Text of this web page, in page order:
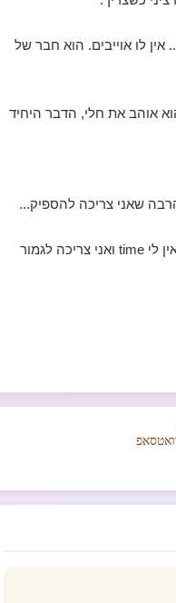
לו אוייבים. הוא חבר של
אוהב את חלי, הדבר היחיד
שאני צריכה להספיק...
הייתי רוצה לכתוב בך עוד קצת, אבל אין לי time ואני צריכה לגמור